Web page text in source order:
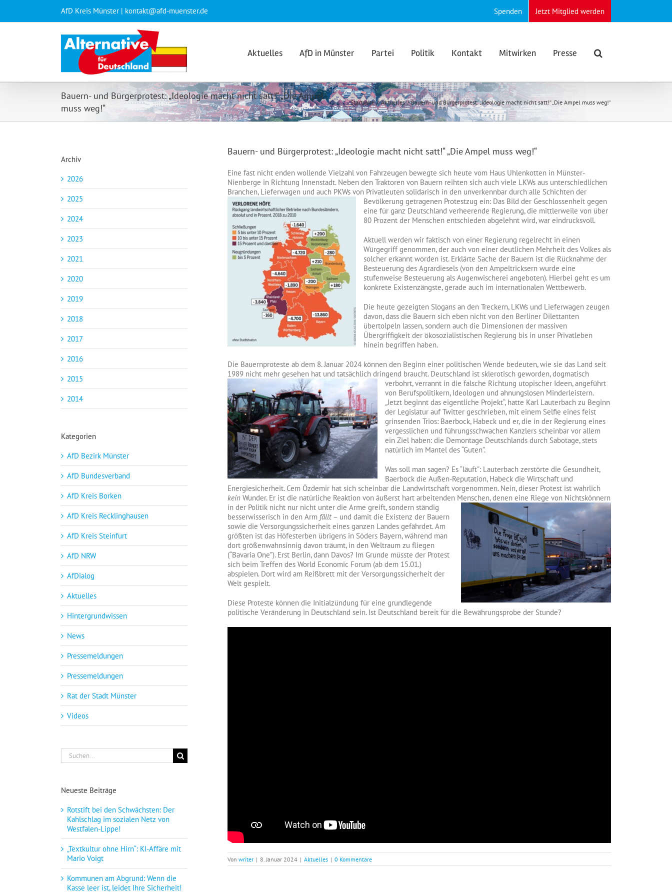
springen
AfD Kreis Münster | kontakt@afd-muenster.de Spenden Jetzt Mitglied werden
Aktuelles AfD in Münster Partei Politik Kontakt Mitwirken Presse
Bauern- und Bürgerprotest: „Ideologie macht nicht satt!“ „Die Ampel
muss weg!“
Startseite Aktuelles Bauern- und Bürgerprotest: „Ideologie macht nicht satt!“ „Die Ampel muss weg!“
Bauern- und Bürgerprotest: „Ideologie macht nicht satt!“ „Die Ampel muss weg!“
Eine fast nicht enden wollende Vielzahl von Fahrzeugen bewegte sich heute vom Haus Uhlenkotten in Münster-
Nienberge in Richtung Innenstadt. Neben den Traktoren von Bauern reihten sich auch viele LKWs aus unterschiedlichen
Branchen, Lieferwagen und auch PKWs von Privatleuten solidarisch in den unverkennbar durch alle Schichten der
Bevölkerung getragenen Protestzug ein: Das Bild der Geschlossenheit gegen
eine für ganz Deutschland verheerende Regierung, die mittlerweile von über
80 Prozent der Menschen entschieden abgelehnt wird, war eindrucksvoll.
Aktuell werden wir faktisch von einer Regierung regelrecht in einen
Würgegriff genommen, der auch von einer deutlichen Mehrheit des Volkes als
solcher erkannt worden ist. Erklärte Sache der Bauern ist die Rücknahme der
Besteuerung des Agrardiesels (von den Ampeltricksern wurde eine
stufenweise Besteuerung als Augenwischerei angeboten). Hierbei geht es um
konkrete Existenzängste, gerade auch im internationalen Wettbewerb.
Die heute gezeigten Slogans an den Treckern, LKWs und Lieferwagen zeugen
davon, dass die Bauern sich eben nicht von den Berliner Dilettanten
übertolpeln lassen, sondern auch die Dimensionen der massiven
Übergriffigkeit der ökosozialistischen Regierung bis in unser Privatleben
hinein begriffen haben.
Die Bauernproteste ab dem 8. Januar 2024 können den Beginn einer politischen Wende bedeuten, wie sie das Land seit
1989 nicht mehr gesehen hat und tatsächlich dringend braucht. Deutschland ist sklerotisch geworden, dogmatisch
verbohrt, verrannt in die falsche Richtung utopischer Ideen, angeführt
von Berufspolitikern, Ideologen und ahnungslosen Minderleistern.
„Jetzt beginnt das eigentliche Projekt“, hatte Karl Lauterbach zu Beginn
der Legislatur auf Twitter geschrieben, mit einem Selfie eines feist
grinsenden Trios: Baerbock, Habeck und er, die in der Regierung eines
vergesslichen und führungsschwachen Kanzlers scheinbar vor allem
ein Ziel haben: die Demontage Deutschlands durch Sabotage, stets
natürlich im Mantel des “Guten”.
Was soll man sagen? Es “läuft”: Lauterbach zerstörte die Gesundheit,
Baerbock die Außen-Reputation, Habeck die Wirtschaft und
Energiesicherheit. Cem Özdemir hat sich scheinbar die Landwirtschaft vorgenommen. Nein, dieser Protest ist wahrlich
kein Wunder. Er ist die natürliche Reaktion von äußerst hart arbeitenden Menschen, denen eine Riege von Nichtskönnern
in der Politik nicht nur nicht unter die Arme greift, sondern ständig
besserwisserisch in den Arm fällt – und damit die Existenz der Bauern
sowie die Versorgungssicherheit eines ganzen Landes gefährdet. Am
größten ist das Höfesterben übrigens in Söders Bayern, während man
dort größenwahnsinnig davon träumt, in den Weltraum zu fliegen
(“Bavaria One”). Erst Berlin, dann Davos? Im Grunde müsste der Protest
sich beim Treffen des World Economic Forum (ab dem 15.01.)
abspielen. Dort wird am Reißbrett mit der Versorgungssicherheit der
Welt gespielt.
Diese Proteste können die Initialzündung für eine grundlegende
politische Veränderung in Deutschland sein. Ist Deutschland bereit für die Bewährungsprobe der Stunde?
Von writer | 8. Januar 2024 | Aktuelles | 0 Kommentare
Archiv
2026
2025
2024
2023
2021
2020
2019
2018
2017
2016
2015
2014
Kategorien
AfD Bezirk Münster
AfD Bundesverband
AfD Kreis Borken
AfD Kreis Recklinghausen
AfD Kreis Steinfurt
AfD NRW
AfDialog
Aktuelles
Hintergrundwissen
News
Pressemeldungen
Pressemeldungen
Rat der Stadt Münster
Videos
Suche
nach:
Neueste Beiträge
Rotstift bei den Schwächsten: Der
Kahlschlag im sozialen Netz von
Westfalen-Lippe!
„Textkultur ohne Hirn“: KI-Affäre mit
Mario Voigt
Kommunen am Abgrund: Wenn die
Kasse leer ist, leidet Ihre Sicherheit!